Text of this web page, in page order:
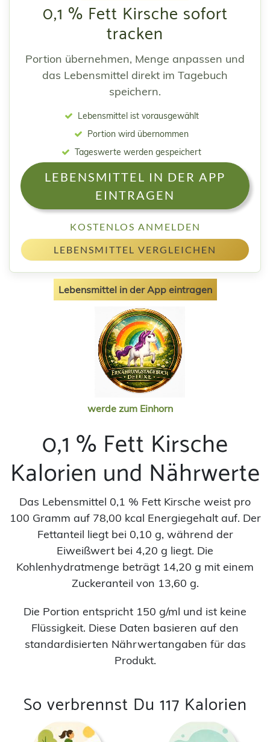
0,1 % Fett Kirsche sofort
tracken
Portion übernehmen, Menge anpassen und
das Lebensmittel direkt im Tagebuch
speichern.
Lebensmittel ist vorausgewählt
Portion wird übernommen
Tageswerte werden gespeichert
LEBENSMITTEL IN DER APP
EINTRAGEN
KOSTENLOS ANMELDEN
LEBENSMITTEL VERGLEICHEN
Lebensmittel in der App eintragen
werde zum Einhorn
0,1 % Fett Kirsche
Kalorien und Nährwerte
Das Lebensmittel 0,1 % Fett Kirsche weist pro
100 Gramm auf 78,00 kcal Energiegehalt auf. Der
Fettanteil liegt bei 0,10 g, während der
Eiweißwert bei 4,20 g liegt. Die
Kohlenhydratmenge beträgt 14,20 g mit einem
Zuckeranteil von 13,60 g.
Die Portion entspricht 150 g/ml und ist keine
Flüssigkeit. Diese Daten basieren auf den
standardisierten Nährwertangaben für das
Produkt.
So verbrennst Du 117 Kalorien